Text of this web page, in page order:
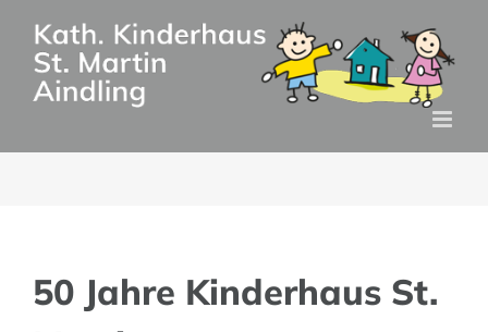
Inhalt
springen
50 Jahre Kinderhaus St.